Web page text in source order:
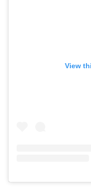
View